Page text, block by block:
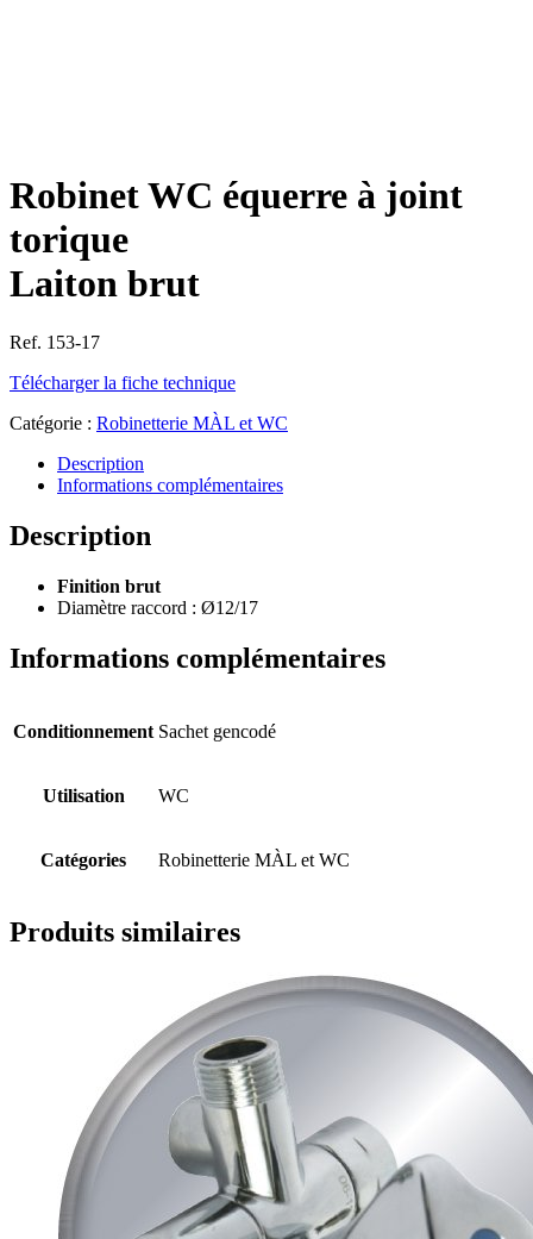
Robinet WC équerre à joint
torique
Laiton brut
Ref. 153-17
Télécharger la fiche technique
Catégorie : Robinetterie MÀL et WC
Description
Informations complémentaires
Description
Finition brut
Diamètre raccord : Ø12/17
Informations complémentaires
Conditionnement Sachet gencodé
Utilisation WC
Catégories Robinetterie MÀL et WC
Produits similaires